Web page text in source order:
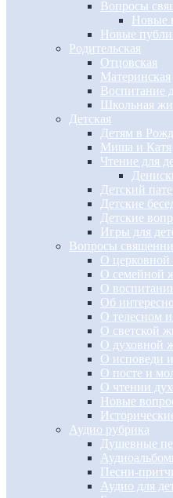
Вопросы
Новые
Новые
Родительская
Отцовская
Материнская
Воспитание
Школьная
Детская
Детям в
Миша и Катя
Чтение для
Детский
Детские
Детские
Игры для
Вопросы
О
О семейной
О
Об
О телесном
О светской
О духовной
О исповеди
О посте и
О чтении
Новые
Аудио рубрика
Душевные
Песни-
Аудио для